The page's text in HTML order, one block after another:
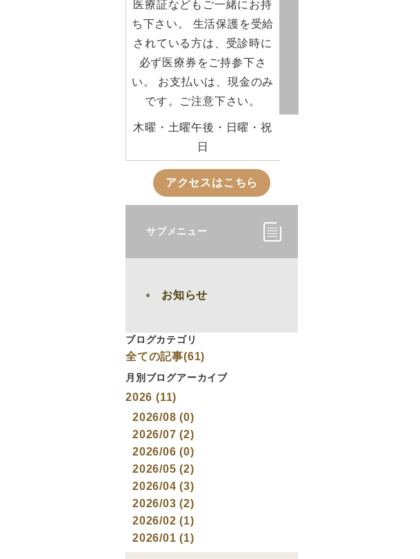
医療証などもご一緒にお持
ち下さい。 生活保護を受給
されている方は、受診時に
必ず医療券をご持参下さ
い。 お支払いは、現金のみ
です。ご注意下さい。
木曜・土曜午後・日曜・祝
日
アクセスはこちら
サブメニュー
お知らせ
ブログカテゴリ
全ての記事(61)
月別ブログアーカイブ
2026 (11)
2026/08 (0)
2026/07 (2)
2026/06 (0)
2026/05 (2)
2026/04 (3)
2026/03 (2)
2026/02 (1)
2026/01 (1)